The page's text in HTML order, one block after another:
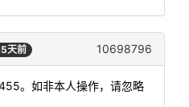
天前 10698796
。如非本人操作，请忽略